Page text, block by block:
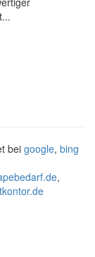
beigoogle, bing
,